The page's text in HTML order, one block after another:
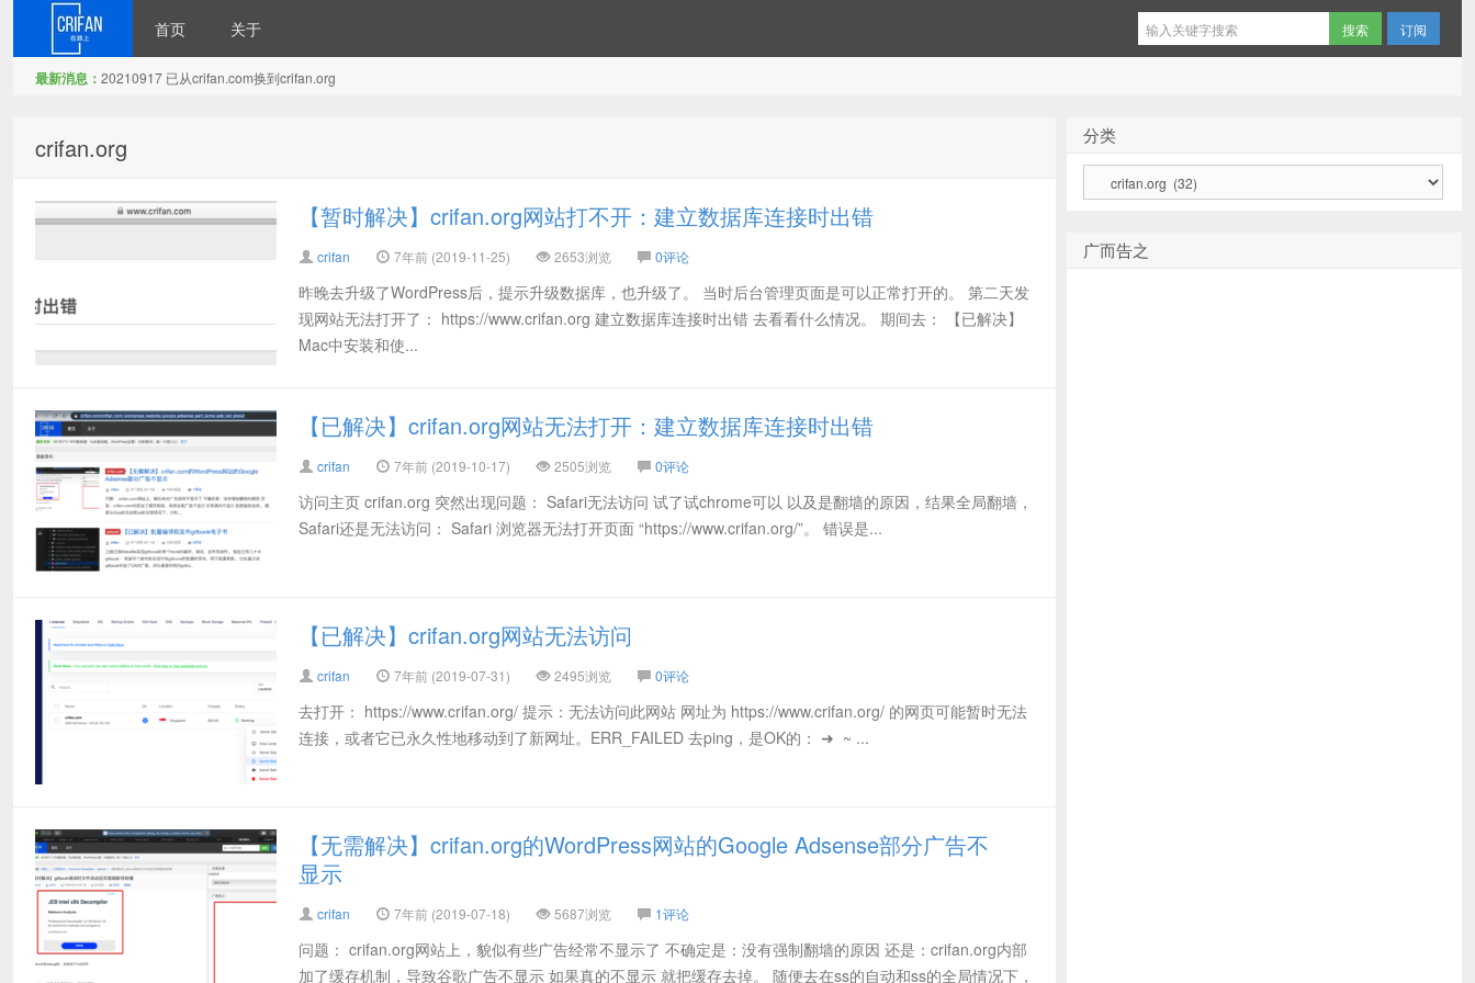
首页 关于 订阅
最新消息： 20210917 已从crifan.com换到crifan.org
crifan.org
【暂时解决】crifan.org网站打不开：建立数据库连接时出错
crifan 7年前 (2019-11-25) 2653浏览 0评论
昨晚去升级了WordPress后，提示升级数据库，也升级了。 当时后台管理页面是可以正常打开的。 第二天发
现网站无法打开了： https://www.crifan.org 建立数据库连接时出错 去看看什么情况。 期间去： 【已解决】
Mac中安装和使...
【已解决】crifan.org网站无法打开：建立数据库连接时出错
crifan 7年前 (2019-10-17) 2505浏览 0评论
访问主页 crifan.org 突然出现问题： Safari无法访问 试了试chrome可以 以及是翻墙的原因，结果全局翻墙，
Safari还是无法访问： Safari 浏览器无法打开页面 “https://www.crifan.org/”。 错误是...
【已解决】crifan.org网站无法访问
crifan 7年前 (2019-07-31) 2495浏览 0评论
去打开： https://www.crifan.org/ 提示：无法访问此网站 网址为 https://www.crifan.org/ 的网页可能暂时无法
连接，或者它已永久性地移动到了新网址。ERR_FAILED 去ping，是OK的： ➜ ~ ...
【无需解决】crifan.org的WordPress网站的Google Adsense部分广告不
显示
crifan 7年前 (2019-07-18) 5687浏览 1评论
问题： crifan.org网站上，貌似有些广告经常不显示了 不确定是：没有强制翻墙的原因 还是：crifan.org内部
加了缓存机制，导致谷歌广告不显示 如果真的不显示 就把缓存去掉。 随便去在ss的自动和ss的全局情况下，
分类
广而告之